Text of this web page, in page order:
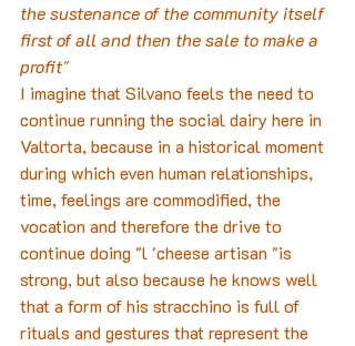
the sustenance of the community itself
first of all and then the sale to make a
profit"
I imagine that Silvano feels the need to
continue running the social dairy here in
Valtorta, because in a historical moment
during which even human relationships,
time, feelings are commodified, the
vocation and therefore the drive to
continue doing "l 'cheese artisan "is
strong, but also because he knows well
that a form of his stracchino is full of
rituals and gestures that represent the